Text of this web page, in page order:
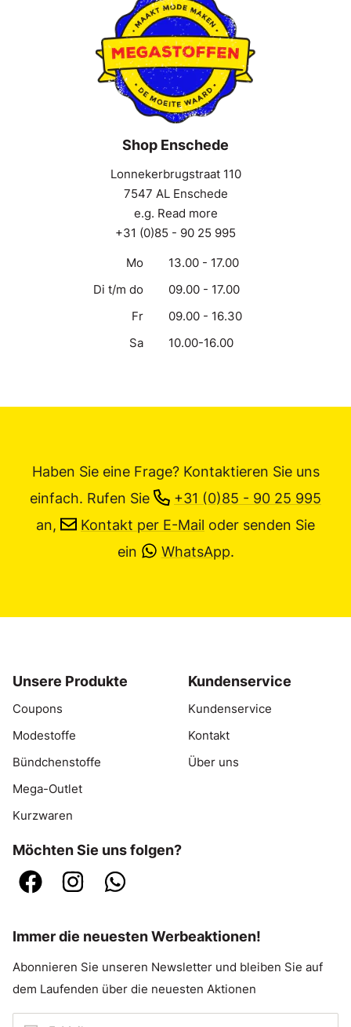
Shop Enschede
Lonnekerbrugstraat 110
7547 AL Enschede
e.g. Read more
+31 (0)85 - 90 25 995
Mo
13.00 - 17.00
Di t/m do
09.00 - 17.00
Fr
09.00 - 16.30
Sa
10.00-16.00
Haben Sie eine Frage? Kontaktieren Sie uns
einfach. Rufen Sie
+31 (0)85 - 90 25 995
an,
Kontakt per E-Mail oder senden Sie
ein
WhatsApp.
Unsere Produkte
Coupons
Modestoffe
Bündchenstoffe
Mega-Outlet
Kurzwaren
Kundenservice
Kundenservice
Kontakt
Über uns
Möchten Sie uns folgen?
Immer die neuesten Werbeaktionen!
Abonnieren Sie unseren Newsletter und bleiben Sie auf
dem Laufenden über die neuesten Aktionen